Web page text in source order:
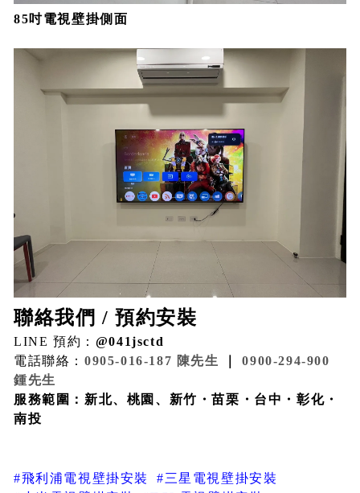
85吋電視壁掛側面
聯絡我們 / 預約安裝
LINE 預約： @041jsctd
電話聯絡： 0905-016-187 陳先生 ｜0900-294-900
鍾先生
服務範圍：新北、桃園、新竹・苗栗・台中・彰化・
南投
#飛利浦電視壁掛安裝
#三星電視壁掛安裝